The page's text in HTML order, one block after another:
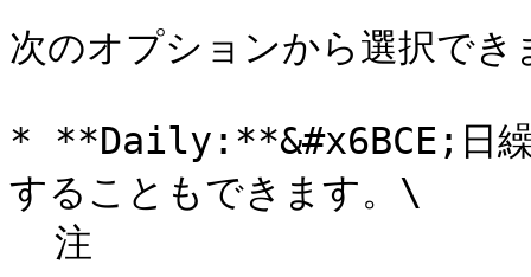
次のオプションから選択でき
* **Daily:**&#x6BCE;日繰
することもできます。\